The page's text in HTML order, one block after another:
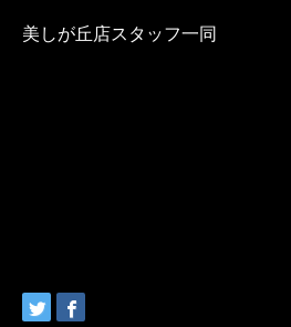
美しが丘店スタッフ一同